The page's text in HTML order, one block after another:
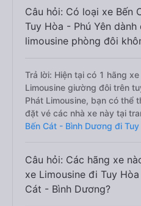
Câu hỏi: Có loại xe Bến
Tuy Hòa - Phú Yên
limousine phòng đôi
Trả lời: Hiện tại có 1 hãng
Limousine giường đôi trên
Phát Limousine, bạn có thể
đặt vé các nhà xe này tại
Bến Cát - Bình Dương đi
Câu hỏi: Các hãng xe
xe Limousine đi Tuy
Cát - Bình Dương?